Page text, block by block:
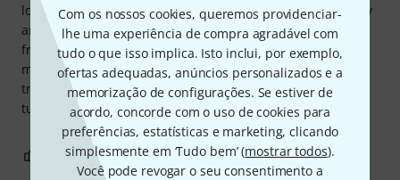
Com os nossos cookies, queremos providenciar-
lhe uma experiência de compra agradável com
tudo o que isso implica. Isto inclui, por exemplo,
ofertas adequadas, anúncios personalizados e a
memorização de configurações. Se estiver de
acordo, concorde com o uso de cookies para
preferências, estatísticas e marketing, clicando
simplesmente em ‘Tudo bem’ (mostrar todos).
Você pode revogar o seu consentimento a
look, without fancy engraving and embellishment; and they
are beautifully smooth and precise, as you would expect
from Rubner. I fitted them to replace the worn tuning
machines on my 1974 Esperanza 700 and they have
transformed the look of the instrument, not mention the
tuning.
0 REPORTAR A CRÍTICA